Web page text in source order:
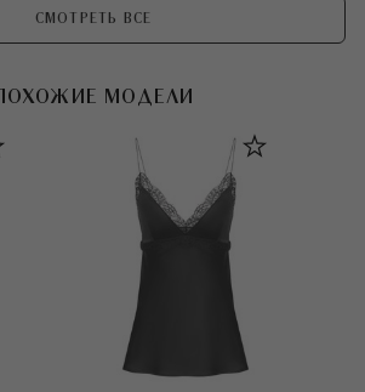
СМОТРЕТЬ ВСЕ
ПОХОЖИЕ МОДЕЛИ